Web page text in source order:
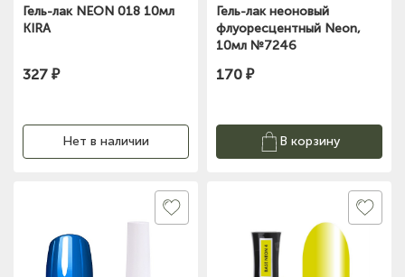
Гель-лак NEON 018 10мл
KIRA
327 ₽
Нет в наличии
Гель-лак неоновый
флуоресцентный Neon,
10мл №7246
170 ₽
В корзину